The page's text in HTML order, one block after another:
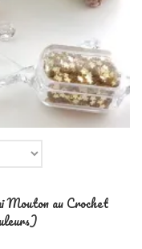
Mouton au Crochet